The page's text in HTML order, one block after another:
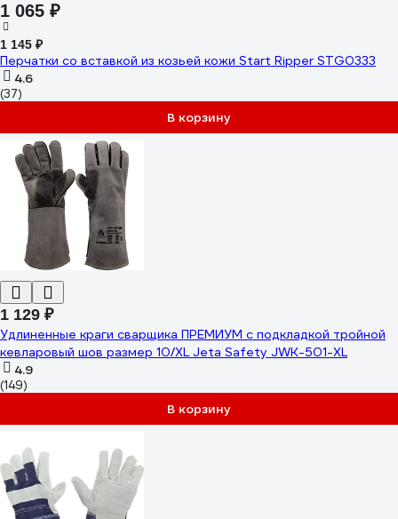
1 065 ₽
1 145 ₽
Перчатки со вставкой из козьей кожи Start Ripper STG0333
4.6
(37)
В корзину
1 129 ₽
Удлиненные краги сварщика ПРЕМИУМ с подкладкой тройной
кевларовый шов размер 10/XL Jeta Safety JWK-501-XL
4.9
(149)
В корзину